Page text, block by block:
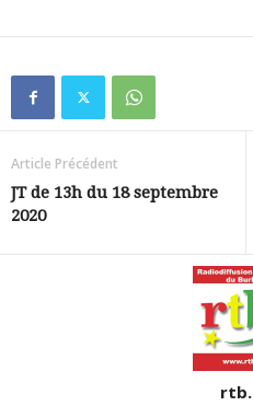
Article Précédent
JT de 13h du 18 septembre
2020